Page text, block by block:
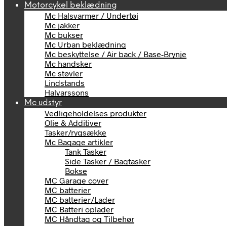
Motorcykel beklædning
Mc Halsvarmer / Undertøj
Mc jakker
Mc bukser
Mc Urban beklædning
Mc beskyttelse / Air back / Base-Brynje
Mc handsker
Mc støvler
Lindstands
Halvarssons
Mc udstyr
Vedligeholdelses produkter
Olie & Additiver
Tasker/rygsække
Mc Bagage artikler
Tank Tasker
Side Tasker / Bagtasker
Bokse
MC Garage cover
MC batterier
MC batterier/Lader
MC Batteri oplader
MC Håndtag og Tilbehør